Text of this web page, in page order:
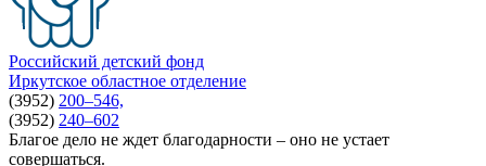
Российский детский фонд
Иркутское областное отделение
(3952) 200–546,
(3952) 240–602
Благое дело не ждет благодарности – оно не устает
совершаться.